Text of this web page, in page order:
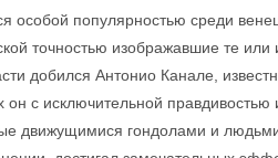
особой популярностью среди
точностью изображавшие те
добился Антонио Канале,
с исключительной правдивостью
движущимися гондолами и